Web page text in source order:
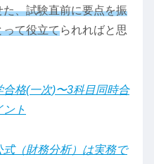
、試験直前に要点を振
って役立てられればと思
格(一次)〜3科目同時合
ト
（財務分析）は実務で